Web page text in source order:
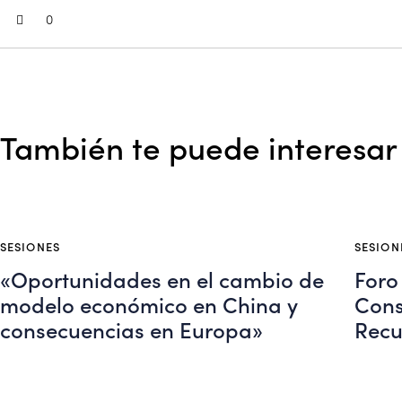
0
También te puede interesar
SESIONES
«Oportunidades en el cambio de
modelo económico en China y
consecuencias en Europa»